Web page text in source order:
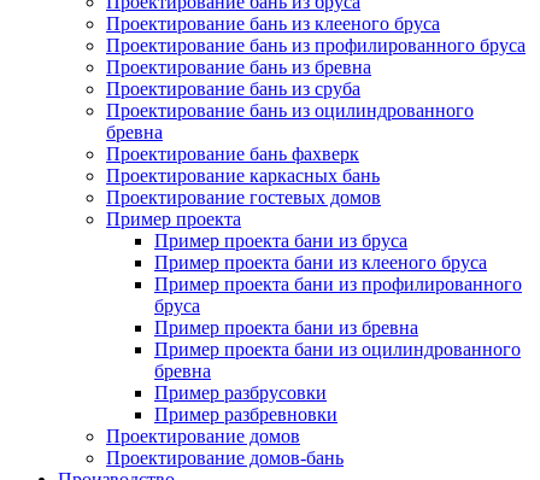
Проектирование бань из клееного бруса
Проектирование бань из профилированного бруса
Проектирование бань из бревна
Проектирование бань из сруба
Проектирование бань из оцилиндрованного
бревна
Проектирование бань фахверк
Проектирование каркасных бань
Проектирование гостевых домов
Пример проекта
Пример проекта бани из бруса
Пример проекта бани из клееного бруса
Пример проекта бани из профилированного
бруса
Пример проекта бани из бревна
Пример проекта бани из оцилиндрованного
бревна
Пример разбрусовки
Пример разбревновки
Проектирование домов
Проектирование домов-бань